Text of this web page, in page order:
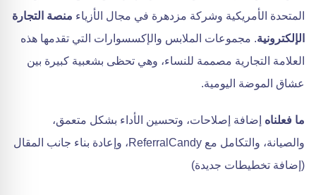
المتحدة الأمريكية وشركة مزدهرة في مجال الأزياء منصة التجارة
الإلكترونية. مجموعات الملابس والإكسسوارات التي تقدمها هذه
العلامة التجارية مصممة للنساء، وهي تحظى بشعبية كبيرة بين
عشاق الموضة اليومية.
ما فعلناه إضافة إصلاحات، وتحسين الأداء بشكل متعمق،
والصيانة، والتكامل مع ReferralCandy، وإعادة بناء جانب المقال
(إضافة تخطيطات جديدة)